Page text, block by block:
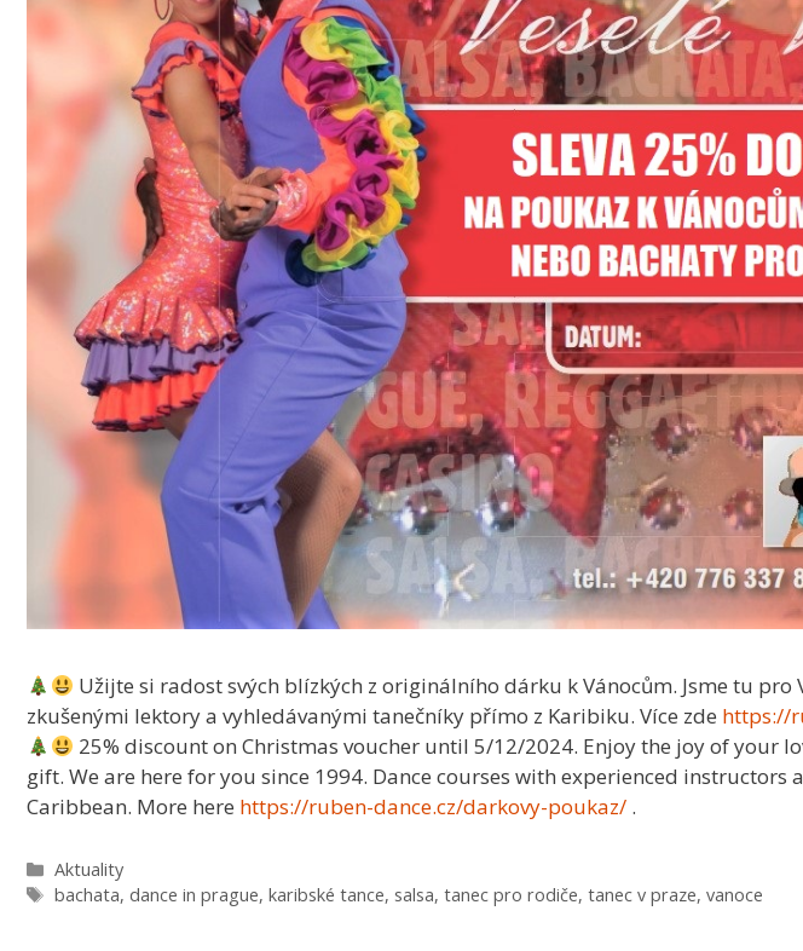
Užijte si radost svých blízkých z originálního dárku k Vánocům. Jsme tu pro
zkušenými lektory a vyhledávanými tanečníky přímo z Karibiku. Více zde https://
25% discount on Christmas voucher until 5/12/2024. Enjoy the joy of your
gift. We are here for you since 1994. Dance courses with experienced
Caribbean. More here https://ruben-dance.cz/darkovy-poukaz/ .
Rubriky
Aktuality
Štítky
bachata,dance in prague,karibské tance, salsa,tanec pro rodiče,tanec v praze,vanoce